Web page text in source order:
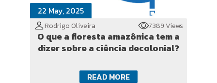
22 May, 2025
Rodrigo Oliveira 7389 Views
O que a floresta amazônica tem a
dizer sobre a ciência decolonial?
READ MORE